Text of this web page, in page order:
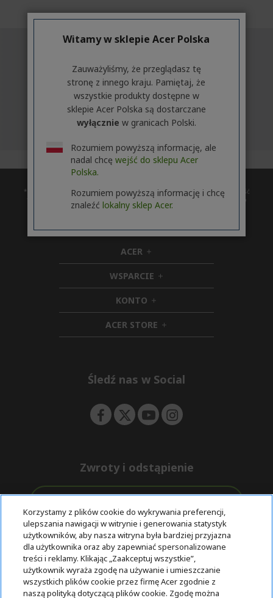
* Czas udostępnienia uaktualnienia może zależeć od urządzenia. Dostępność
funkcji i aplikacji zależy od regionu. Niektóre funkcje wymagają określonego
sprzętu (zobacz
ACER h
i
d
d
e
n
WSPARCIE h
i
d
e
n
KONTO h
i
d
d
ACER STORE h
i
e
Śledź nas w Social
Zwroty i odstąpienie
Darmowa
ekspresowa
dostawa
Wsparcie
przed i po
zakupie
Bezpieczne
płatności
© 2025 Acer Inc.
Witamy w sklepie Acer Polska
Zauważyliśmy, że przeglądasz tę
stronę z innego kraju. Pamiętaj, że
wszystkie produkty dostępne w
sklepie Acer Polska są dostarczane
wyłącznie w granicach Polski.
Rozumiem powyższą informację, ale
nadal chcę wejść do sklepu Acer
Polska.
Rozumiem powyższą informację i chcę
znaleźć lokalny sklep Acer.
Korzystamy z plików cookie do wykrywania preferencji,
ulepszania nawigacji w witrynie i generowania statystyk
użytkowników, aby nasza witryna była bardziej przyjazna
dla użytkownika oraz aby zapewniać spersonalizowane
treści i reklamy. Klikając „Zaakceptuj wszystkie”,
użytkownik wyraża zgodę na używanie i umieszczanie
wszystkich plików cookie przez firmę Acer zgodnie z
naszą polityką dotyczącą plików cookie. Zgodę można